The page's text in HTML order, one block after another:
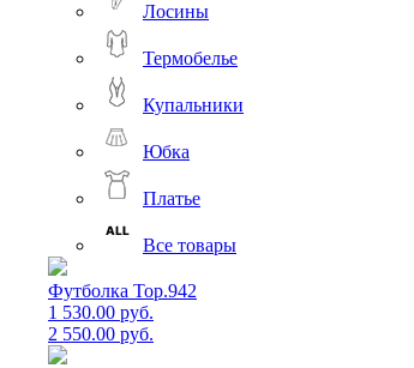
Лосины
Термобелье
Купальники
Юбка
Платье
Все товары
Футболка Top.942
1 530.00 руб.
2 550.00 руб.